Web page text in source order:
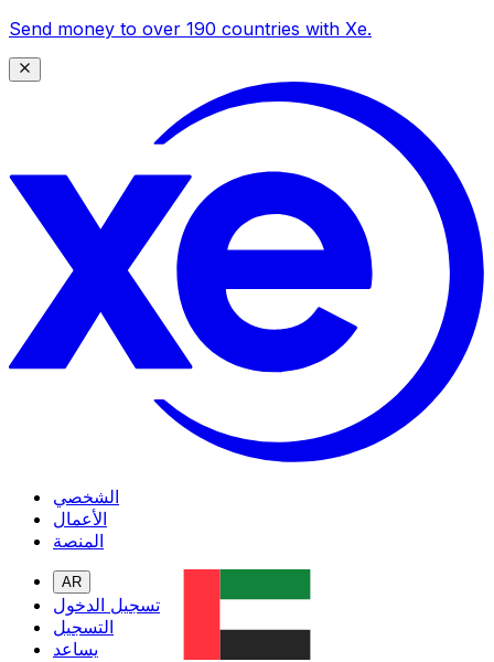
Send money to over 190 countries with Xe.
الشخصي
الأعمال
المنصة
AR
تسجيل الدخول
التسجيل
يساعد